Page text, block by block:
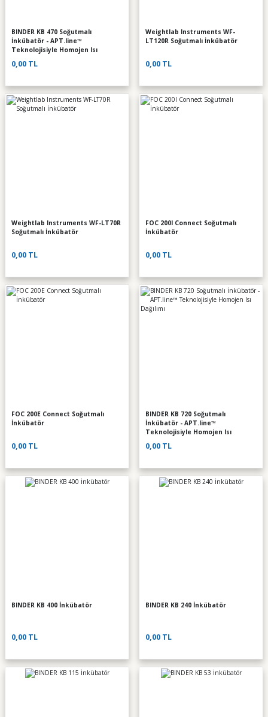
BINDER KB 470 Soğutmalı
İnkübatör - APT.line™
Teknolojisiyle Homojen Isı
0,00 TL
Weightlab Instruments WF-
LT120R Soğutmalı İnkübatör
0,00 TL
Weightlab Instruments WF-LT70R
Soğutmalı İnkübatör
0,00 TL
FOC 200I Connect Soğutmalı
İnkübatör
0,00 TL
FOC 200E Connect Soğutmalı
İnkübatör
0,00 TL
BINDER KB 720 Soğutmalı
İnkübatör - APT.line™
Teknolojisiyle Homojen Isı
0,00 TL
BINDER KB 400 İnkübatör
0,00 TL
BINDER KB 240 İnkübatör
0,00 TL